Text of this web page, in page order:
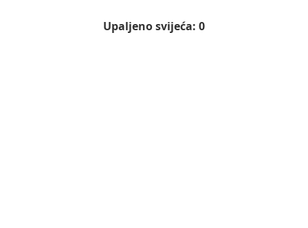
Upaljeno svijeća: 0